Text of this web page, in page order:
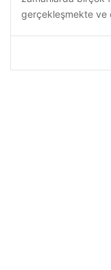
gerçekleşmekte ve